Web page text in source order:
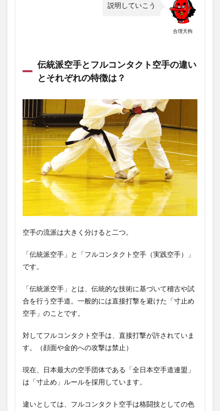
合理天狗
説明していこう
伝統派空手とフルコンタクト空手の違い
とそれぞれの特徴は？
空手の流派は大きく分けると二つ。
「伝統派空手」と「フルコンタクト空手（実践空手）」
です。
「伝統派空手」とは、伝統的な技術に基づいて稽古や試
合を行う空手道。一般的には直接打撃を避けた「寸止め
空手」のことです。
対してフルコンタクト空手は、直接打撃が許されていま
す。（顔面や金的への攻撃は禁止）
現在、日本最大の空手団体である「全日本空手道連盟」
は「寸止め」ルールを採用しています。
違いとしては、フルコンタクト空手は格闘技としての色